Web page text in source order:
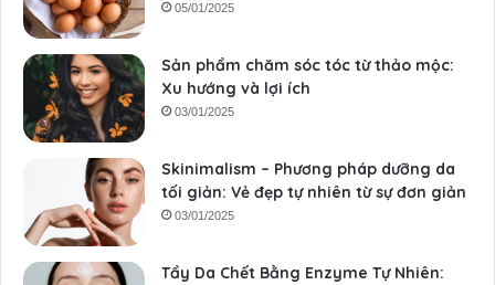
05/01/2025
Sản phẩm chăm sóc tóc từ thảo mộc:
Xu hướng và lợi ích
03/01/2025
Skinimalism – Phương pháp dưỡng da
tối giản: Vẻ đẹp tự nhiên từ sự đơn giản
03/01/2025
Tẩy Da Chết Bằng Enzyme Tự Nhiên: